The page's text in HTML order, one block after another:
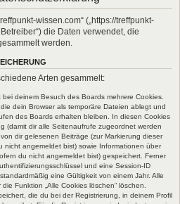
wissen.com“ („https://treffpunkt-
die Daten verwendet, die
werden.
Arten gesammelt:
deinem Besuch des Boards mehrere Cookies.
dein Browser als temporäre Dateien ablegt und
des Boards erhalten bleiben. In diesen Cookies
(damit dir alle Seitenaufrufe zugeordnet werden
dir gelesenen Beiträge (zur Markierung dieser
nicht angemeldet bist) sowie Informationen über
du nicht angemeldet bist) gespeichert. Ferner
und eine Session-ID
eine Gültigkeit von einem Jahr. Alle
Funktion „Alle Cookies löschen“ löschen.
die du bei der Registrierung, in deinem Profil